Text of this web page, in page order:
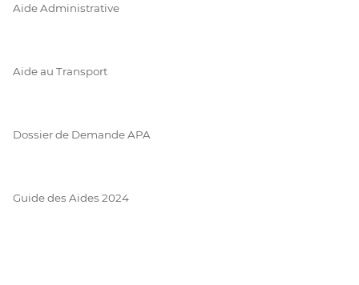
Aide Administrative
Aide au Transport
Dossier de Demande APA
Guide des Aides 2024